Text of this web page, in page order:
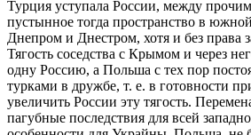
Турция уступала России, между
пустынное тогда пространство в
Днепром и Днестром, хотя и без права
Тягость соседства с Крымом и через
одну Россию, а Польша с тех пор
турками в дружбе, т. е. в готовности
увеличить России эту тягость.
пагубные последствия для всей